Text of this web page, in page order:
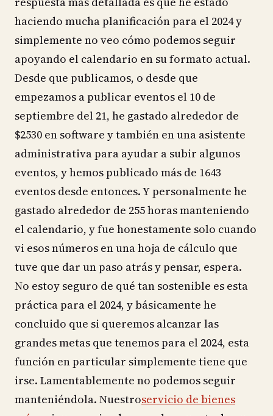
haciendo mucha planificación para el 2024 y
simplemente no veo cómo podemos seguir
apoyando el calendario en su formato actual.
Desde que publicamos, o desde que
empezamos a publicar eventos el 10 de
septiembre del 21, he gastado alrededor de
$2530 en software y también en una asistente
administrativa para ayudar a subir algunos
eventos, y hemos publicado más de 1643
eventos desde entonces. Y personalmente he
gastado alrededor de 255 horas manteniendo
el calendario, y fue honestamente solo cuando
vi esos números en una hoja de cálculo que
tuve que dar un paso atrás y pensar, espera.
No estoy seguro de qué tan sostenible es esta
práctica para el 2024, y básicamente he
concluido que si queremos alcanzar las
grandes metas que tenemos para el 2024, esta
función en particular simplemente tiene que
irse. Lamentablemente no podemos seguir
manteniéndola. Nuestroservicio de bienes